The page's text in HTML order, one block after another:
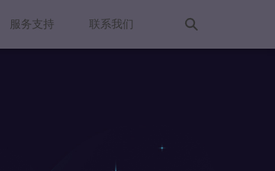
服务支持 联系我们